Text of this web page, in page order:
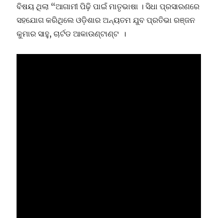
ବିଷୟ ଥିଲା “ଆଗାମୀ ପିଢ଼ି ପାଇଁ ମାତୃଭାଷା । ସିଧା ପ୍ରସାରଣରେ
ସହଯୋଗ କରିଥିଲେ ଓଡ଼ିଶାର ଅନ୍ୟତମ ଯୁବ ପ୍ରତିଭା ରଞ୍ଜନ
କୁମାର ସାହୁ, ଚାର୍ଟଡ ଆକାଉଣ୍ଟାଣ୍ଟ ।